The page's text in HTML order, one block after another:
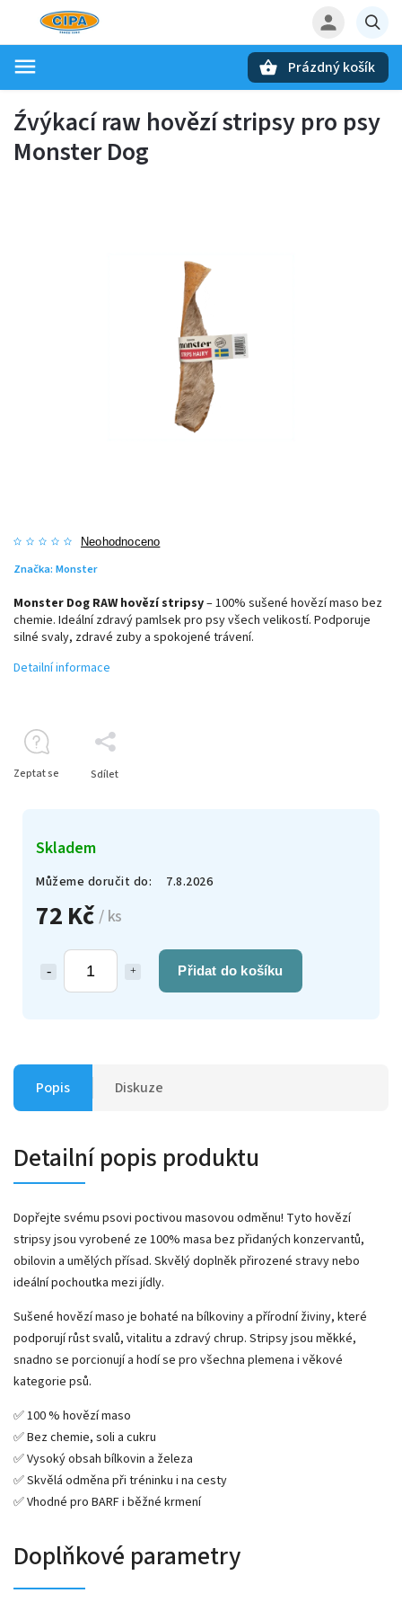
Prázdný košík
Źvýkací raw hovězí stripsy pro psy
Monster Dog
Neohodnoceno
Značka: Monster
72 Kč/ ks
Přidat do košíku
Skladem
Můžeme doručit do: 7.8.2026
Monster Dog RAW hovězí stripsy– 100% sušené hovězí maso bez
chemie. Ideální zdravý pamlsek pro psy všech velikostí. Podporuje
silné svaly, zdravé zuby a spokojené trávení.
Detailní informace
Zeptat se Sdílet
Popis Diskuze
Detailní popis produktu
Dopřejte svému psovi poctivou masovou odměnu! Tyto hovězí
stripsy jsou vyrobené ze 100% masa bez přidaných konzervantů,
obilovin a umělých přísad. Skvělý doplněk přirozené stravy nebo
ideální pochoutka mezi jídly.
Sušené hovězí maso je bohaté na bílkoviny a přírodní živiny, které
podporují růst svalů, vitalitu a zdravý chrup. Stripsy jsou měkké,
snadno se porcionují a hodí se pro všechna plemena i věkové
kategorie psů.
✅ 100 % hovězí maso
✅ Bez chemie, soli a cukru
✅ Vysoký obsah bílkovin a železa
✅ Skvělá odměna při tréninku i na cesty
✅ Vhodné pro BARF i běžné krmení
Doplňkové parametry